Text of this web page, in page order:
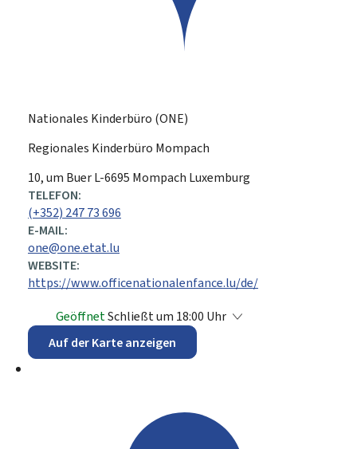
Nationales Kinderbüro (ONE)
Regionales Kinderbüro Mompach
ADRESSE:
10, um BuerL-6695 Mompach Luxemburg
TELEFON:
(+352) 247 73 696
E-MAIL:
one@one.etat.lu
WEBSITE:
https://www.officenationalenfance.lu/de/
GeöffnetSchließt um 18:00 Uhr
Auf der Karte anzeigen